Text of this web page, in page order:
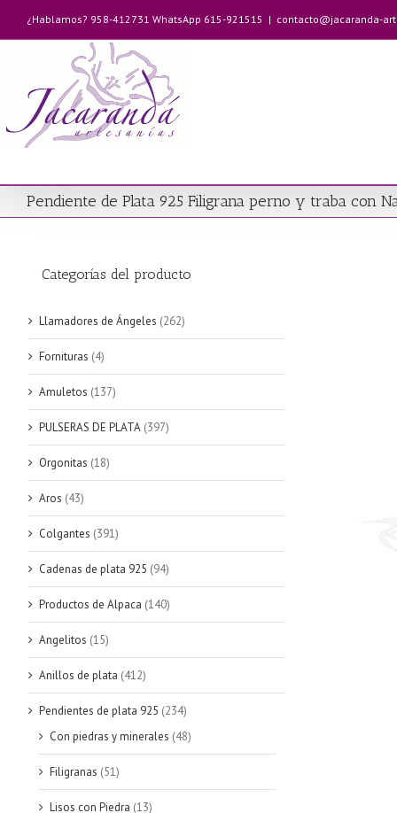
contenido
¿Hablamos? 958-412731 WhatsApp 615-921515 | contacto@jacaranda-
Pendiente de Plata 925 Filigrana perno y traba con
Categorías del producto
Llamadores de Ángeles (262)
Fornituras (4)
Amuletos (137)
PULSERAS DE PLATA (397)
Orgonitas (18)
Aros (43)
Colgantes (391)
Cadenas de plata 925 (94)
Productos de Alpaca (140)
Angelitos (15)
Anillos de plata (412)
Pendientes de plata 925 (234)
Con piedras y minerales (48)
Filigranas (51)
Lisos con Piedra (13)